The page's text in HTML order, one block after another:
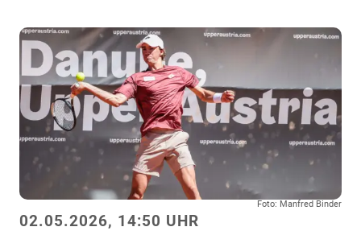
n
a
l
k
r
m
i
n
c
h
-
T
i
b
e
a
Foto: Manfred Binder
02.05.2026, 14:50 UHR